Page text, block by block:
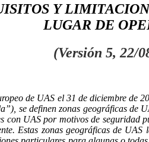
Y
LUGAR DE
(Versión 5, 22/
de UAS el 31 de diciembre de
se definen zonas geográficas de
UAS por motivos de seguridad
Estas zonas geográficas de